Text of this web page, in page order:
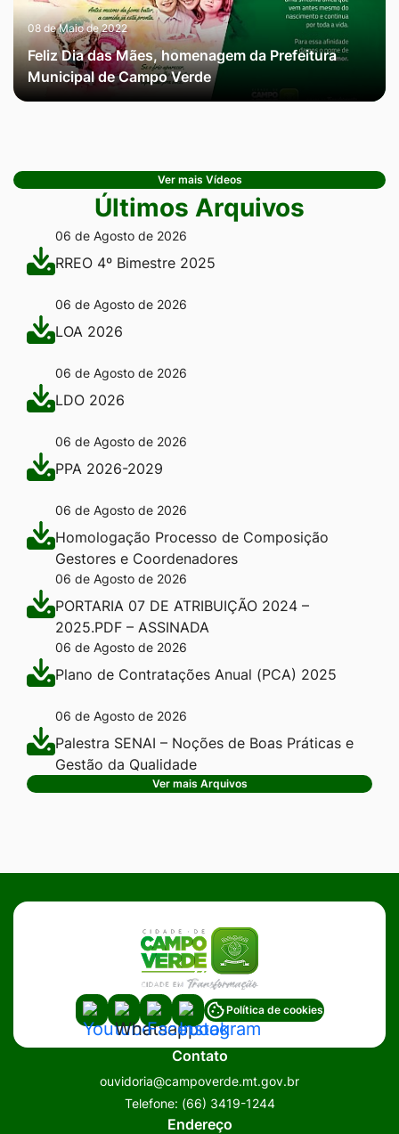
08 de Maio de 2022
Feliz Dia das Mães, homenagem da Prefeitura
Municipal de Campo Verde
Ver mais Vídeos
Últimos Arquivos
06 de Agosto de 2026
RREO 4º Bimestre 2025
06 de Agosto de 2026
LOA 2026
06 de Agosto de 2026
LDO 2026
06 de Agosto de 2026
PPA 2026-2029
06 de Agosto de 2026
Homologação Processo de Composição
Gestores e Coordenadores
06 de Agosto de 2026
PORTARIA 07 DE ATRIBUIÇÃO 2024 –
2025.PDF – ASSINADA
06 de Agosto de 2026
Plano de Contratações Anual (PCA) 2025
06 de Agosto de 2026
Palestra SENAI – Noções de Boas Práticas e
Gestão da Qualidade
Ver mais Arquivos
Acessar
a
Social
Acessar
a
Social
Whatsapp
Acessar
a
Rede
Social
Facebook
Acessar
a
Rede
Social
Instagram
Política de cookies
Contato
ouvidoria@campoverde.mt.gov.br
Telefone: (66) 3419-1244
Endereço